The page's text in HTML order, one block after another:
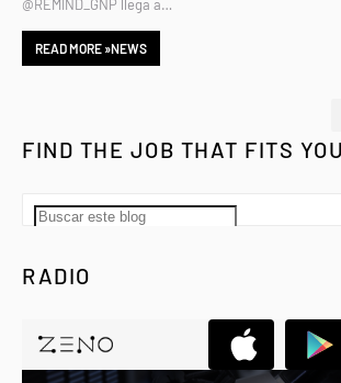
@REMIND_GNP llega a…
READ MORE »NEWS
FIND THE JOB THAT FITS
RADIO